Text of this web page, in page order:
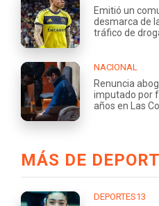
Emitió un
desmarca de
tráfico de
NACIONAL
Renuncia
imputado por
años en Las
MÁS DE
DEPORTES13